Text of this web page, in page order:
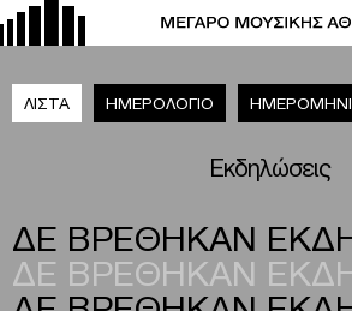
Εκδηλώσεις
ΛΙΣΤΑ ΗΜΕΡΟΛΟΓΙΟ
ΔΕ ΒΡΕΘΗΚΑΝ
ΔΕ ΒΡΕΘΗΚΑΝ